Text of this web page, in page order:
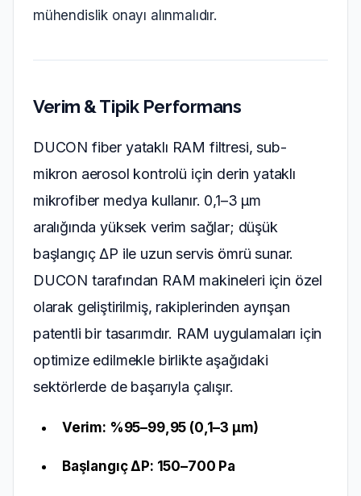
mühendislik onayı alınmalıdır.
Verim & Tipik Performans
DUCON fiber yataklı RAM filtresi, sub-
mikron aerosol kontrolü için derin yataklı
mikrofiber medya kullanır. 0,1–3 µm
aralığında yüksek verim sağlar; düşük
başlangıç ΔP ile uzun servis ömrü sunar.
DUCON tarafından RAM makineleri için özel
olarak geliştirilmiş, rakiplerinden ayrışan
patentli bir tasarımdır. RAM uygulamaları için
optimize edilmekle birlikte aşağıdaki
sektörlerde de başarıyla çalışır.
Verim: %95–99,95 (0,1–3 µm)
Başlangıç ΔP: 150–700 Pa